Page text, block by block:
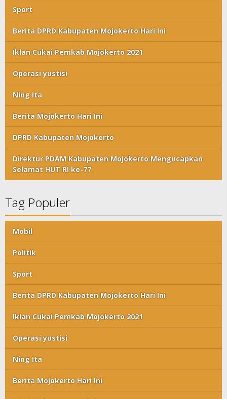
Sport
Berita DPRD Kabupaten Mojokerto Hari Ini
Iklan Cukai Pemkab Mojokerto 2021
Operasi yustisi
Ning Ita
Berita Mojokerto Hari Ini
DPRD Kabupaten Mojokerto
Direktur PDAM Kabupaten Mojokerto Mengucapkan
Selamat HUT RI ke-77
Tag Populer
Mobil
Politik
Sport
Berita DPRD Kabupaten Mojokerto Hari Ini
Iklan Cukai Pemkab Mojokerto 2021
Operasi yustisi
Ning Ita
Berita Mojokerto Hari Ini